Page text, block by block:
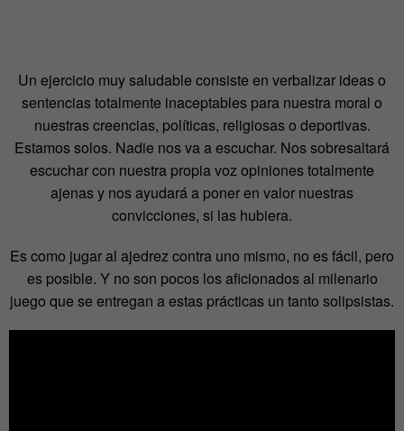
Un ejercicio muy saludable consiste en verbalizar ideas o
sentencias totalmente inaceptables para nuestra moral o
nuestras creencias, políticas, religiosas o deportivas.
Estamos solos. Nadie nos va a escuchar. Nos sobresaltará
escuchar con nuestra propia voz opiniones totalmente
ajenas y nos ayudará a poner en valor nuestras
convicciones, si las hubiera.
Es como jugar al ajedrez contra uno mismo, no es fácil, pero
es posible. Y no son pocos los aficionados al milenario
juego que se entregan a estas prácticas un tanto solipsistas.